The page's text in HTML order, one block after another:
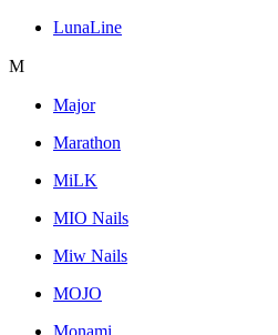
LunaLine
M
Major
Marathon
MiLK
MIO Nails
Miw Nails
MOJO
Monami